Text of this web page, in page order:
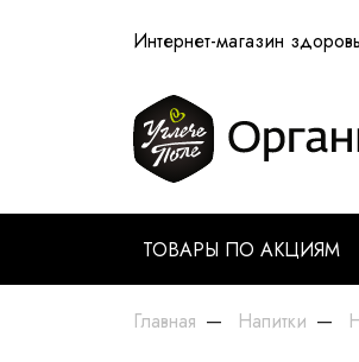
Интернет-магазин
ТОВАРЫ ПО АКЦИЯМ
Главная Напитки